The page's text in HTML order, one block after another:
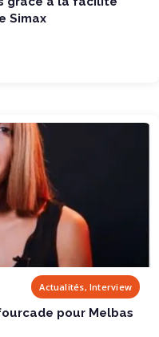
Simax
Melbas...
Actualités, Interview
pour Melbas